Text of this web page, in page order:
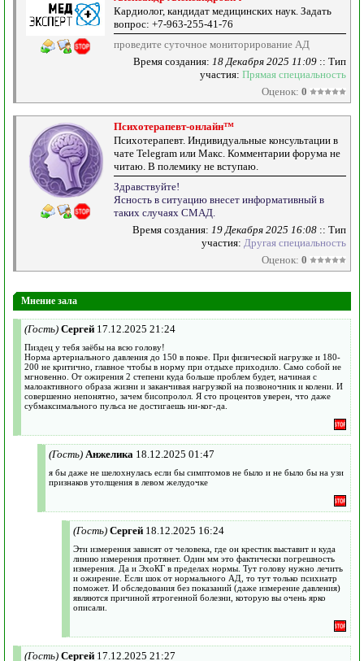
Кардиолог, кандидат медицинских наук. Задать
вопрос: +7-963-255-41-76
проведите суточное мониторирование АД
Время создания: 18 Декабря 2025 11:09 :: Тип
участия: Прямая специальность
Оценок: 0
Психотерапевт-онлайн™
Психотерапевт. Индивидуальные консультации в
чате Telegram или Макс. Комментарии форума не
читаю. В полемику не вступаю.
Здравствуйте!
Ясность в ситуацию внесет информативный в
таких случаях СМАД.
Время создания: 19 Декабря 2025 16:08 :: Тип
участия: Другая специальность
Оценок: 0
Мнение зала
(Гость) Сергей 17.12.2025 21:24
Пиздец у тебя заёбы на всю голову!
Норма артериального давления до 150 в покое. При физической нагрузке и 180-
200 не критично, главное чтобы в норму при отдыхе приходило. Само собой не
мгновенно. От ожирения 2 степени куда больше проблем будет, начиная с
малоактивного образа жизни и заканчивая нагрузкой на позвоночник и колени. И
совершенно непонятно, зачем бисопролол. Я сто процентов уверен, что даже
субмаксимального пульса не достигаешь ни-ког-да.
(Гость) Анжелика 18.12.2025 01:47
я бы даже не шелохнулась если бы симптомов не было и не было бы на узи
признаков утолщения в левом желудочке
(Гость) Сергей 18.12.2025 16:24
Эти измерения зависят от человека, где он крестик выставит и куда
линию измерения протянет. Один мм это фактически погрешность
измерения. Да и ЭхоКГ в пределах нормы. Тут голову нужно лечить
и ожирение. Если шок от нормального АД, то тут только психиатр
поможет. И обследования без показаний (даже измерение давления)
являются причиной ятрогенной болезни, которую вы очень ярко
описали.
(Гость) Сергей 17.12.2025 21:27